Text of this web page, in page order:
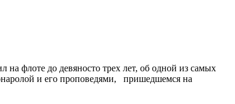
флоте до девяносто трех лет, об одной из самых
и его проповедями, пришедшемся на